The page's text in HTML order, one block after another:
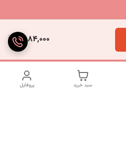
2,084,000
پروفایل سبد خرید